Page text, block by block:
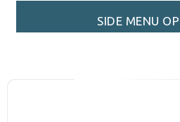
SIDE MENU